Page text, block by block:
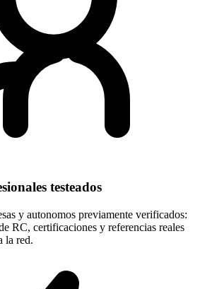
testeados
y autonomos previamente verificados:
RC, certificaciones y referencias reales
la red.